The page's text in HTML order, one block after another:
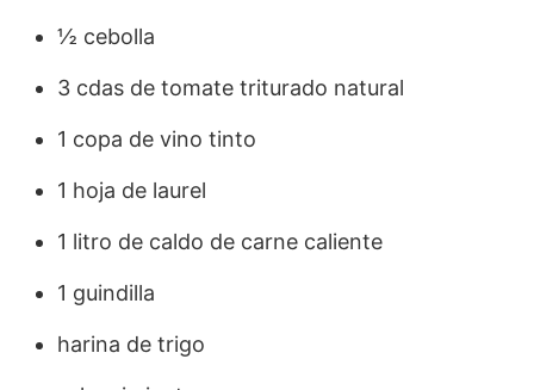
½ cebolla
3 cdas de tomate triturado natural
1 copa de vino tinto
1 hoja de laurel
1 litro de caldo de carne caliente
1 guindilla
harina de trigo